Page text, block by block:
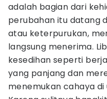
adalah bagian dari
perubahan itu datang
atau keterpurukan,
langsung menerima.
kesedihan seperti
yang panjang dan
menemukan cahaya di